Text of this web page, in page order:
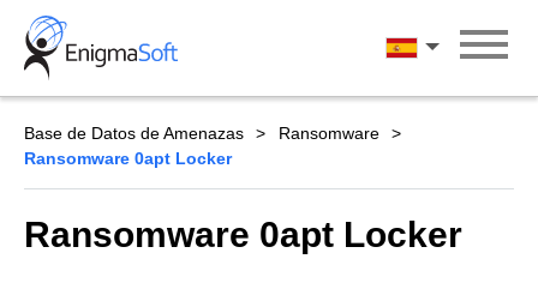
Skip
content
Español
Base de Datos de Amenazas
Ransomware
Ransomware 0apt Locker
Ransomware 0apt Locker